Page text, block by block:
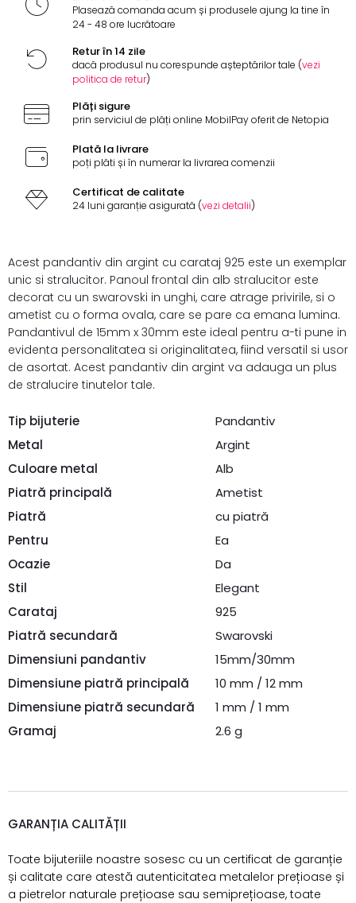
Acest pandantiv din argint cu carataj 925 este un exemplar
unic si stralucitor. Panoul frontal din alb stralucitor este
decorat cu un swarovski in unghi, care atrage privirile, si o
ametist cu o forma ovala, care se pare ca emana lumina.
Pandantivul de 15mm x 30mm este ideal pentru a-ti pune in
evidenta personalitatea si originalitatea, fiind versatil si usor
de asortat. Acest pandantiv din argint va adauga un plus
de stralucire tinutelor tale.
Tip bijuterie
Pandantiv
Metal
Argint
Culoare metal
Alb
Piatră principală
Ametist
Piatră
cu piatră
Pentru
Ea
Ocazie
Da
Stil
Elegant
Carataj
925
Piatră secundară
Swarovski
Dimensiuni pandantiv
15mm/30mm
Dimensiune piatră principală
10 mm / 12 mm
Dimensiune piatră secundară
1 mm / 1 mm
Gramaj
2.6 g
Plasează comanda acum și produsele ajung la tine în
24 - 48 ore lucrătoare
Retur în 14 zile
dacă produsul nu corespunde așteptărilor tale (vezi
politica de retur)
Plăți sigure
prin serviciul de plăți online MobilPay oferit de Netopia
Plată la livrare
poți plăti și în numerar la livrarea comenzii
Certificat de calitate
24 luni garanție asigurată (vezi detalii)
GARANȚIA CALITĂȚII
Toate bijuteriile noastre sosesc cu un certificat de garanție
și calitate care atestă autenticitatea metalelor prețioase și
a pietrelor naturale prețioase sau semiprețioase, toate